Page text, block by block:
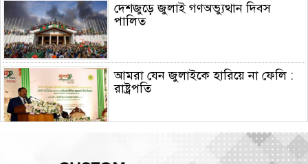
দেশজুড়ে জুলাই গণঅভ্যুত্থান দিবস
পালিত
আমরা যেন জুলাইকে হারিয়ে না ফেলি :
রাষ্ট্রপতি
ইরান যুদ্ধে মার্কিন ক্ষেপণাস্ত্র প্রতিরোধী
ব্যবস্থার মজুদ বিপজ্জনক মাত্রায় কমেছে